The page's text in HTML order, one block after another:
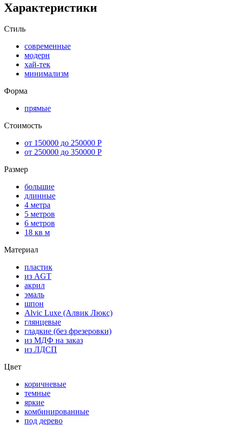
Характеристики
Стиль
современные
модерн
хай-тек
минимализм
Форма
прямые
Стоимость
от 150000 до 250000 Р
от 250000 до 350000 Р
Размер
большие
длинные
4 метра
5 метров
6 метров
18 кв м
Материал
пластик
из AGT
акрил
эмаль
шпон
Alvic Luxe (Алвик Люкс)
глянцевые
гладкие (без фрезеровки)
из МДФ на заказ
из ЛДСП
Цвет
коричневые
темные
яркие
комбинированные
под дерево